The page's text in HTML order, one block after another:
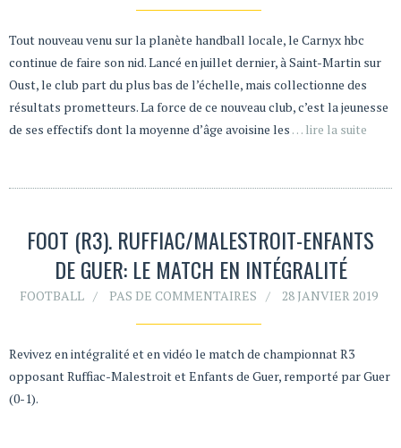
Tout nouveau venu sur la planète handball locale, le Carnyx hbc
continue de faire son nid. Lancé en juillet dernier, à Saint-Martin sur
Oust, le club part du plus bas de l’échelle, mais collectionne des
résultats prometteurs. La force de ce nouveau club, c’est la jeunesse
de ses effectifs dont la moyenne d’âge avoisine les … lire la suite
FOOT (R3). RUFFIAC/MALESTROIT-ENFANTS
DE GUER: LE MATCH EN INTÉGRALITÉ
FOOTBALL PAS DE COMMENTAIRES 28 JANVIER 2019
Revivez en intégralité et en vidéo le match de championnat R3
opposant Ruffiac-Malestroit et Enfants de Guer, remporté par Guer
(0-1).